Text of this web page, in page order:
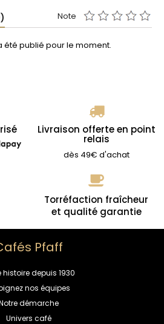
Note
été publié pour le moment.
Livraison offerte en point
relais
dès 49€ d'achat
Torréfaction fraîcheur
et qualité garantie
Pfaff
histoire depuis 1930
nos équipes
démarche
Univers café